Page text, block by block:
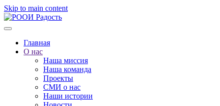
Skip to main content
Главная
О нас
Наша миссия
Наша команда
Проекты
СМИ о нас
Наши истории